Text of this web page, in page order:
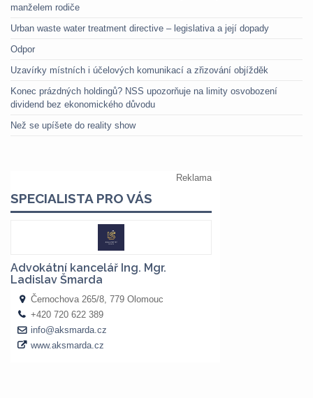
manželem rodiče
Urban waste water treatment directive – legislativa a její dopady
Odpor
Uzavírky místních i účelových komunikací a zřizování objížděk
Konec prázdných holdingů? NSS upozorňuje na limity osvobození
dividend bez ekonomického důvodu
Než se upíšete do reality show